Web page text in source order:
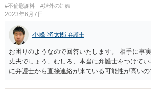
#不倫慰謝料 #婚外の妊娠
2023年6月7日
小峰 将太郎 弁護士
お困りのようなので回答いたします。 相手に事
丈夫でしょう。むしろ、本当に弁護士をつけて
に弁護士から直接連絡が来ている可能性が高い
相手にそのことを聞くことに問題はありません